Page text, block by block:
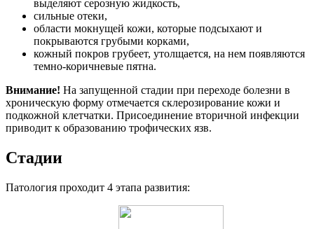
выделяют серозную жидкость,
сильные отеки,
области мокнущей кожи, которые подсыхают и
покрываются грубыми корками,
кожный покров грубеет, утолщается, на нем появляются
темно-коричневые пятна.
Внимание! На запущенной стадии при переходе болезни в
хроническую форму отмечается склерозирование кожи и
подкожной клетчатки. Присоединение вторичной инфекции
приводит к образованию трофических язв.
Стадии
Патология проходит 4 этапа развития: